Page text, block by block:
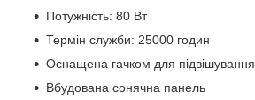
Потужність: 80 Вт
Термін служби: 25000 годин
Оснащена гачком для підвішування
Вбудована сонячна панель